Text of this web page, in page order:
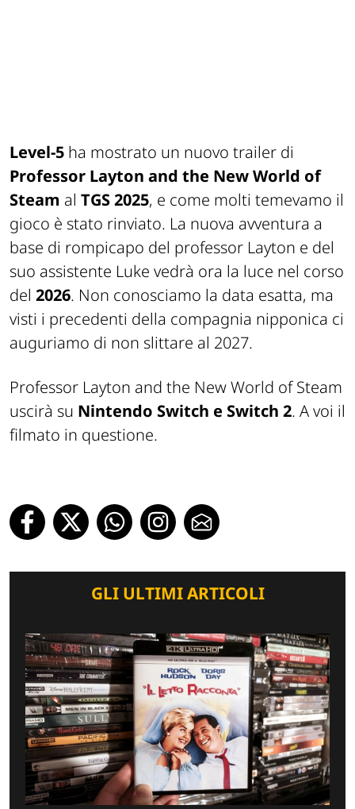
Level-5 ha mostrato un nuovo trailer di
Professor Layton and the New World of
Steam al TGS 2025, e come molti temevamo il
gioco è stato rinviato. La nuova avventura a
base di rompicapo del professor Layton e del
suo assistente Luke vedrà ora la luce nel corso
del 2026. Non conosciamo la data esatta, ma
visti i precedenti della compagnia nipponica ci
auguriamo di non slittare al 2027.
Professor Layton and the New World of Steam
uscirà su Nintendo Switch e Switch 2. A voi il
filmato in questione.
GLI ULTIMI ARTICOLI